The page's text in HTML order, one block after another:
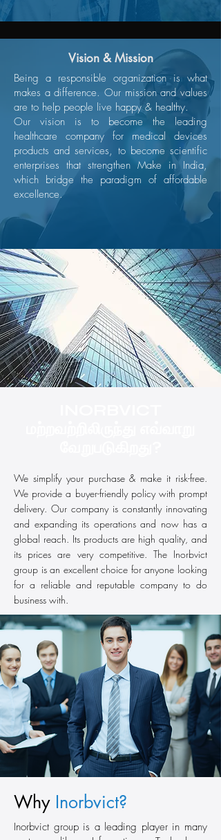
Vision & Mission
Being a responsible organization is what
makes a difference. Our mission and values
are to help people live happy & healthy.
Our vision is to become the leading
healthcare company for medical devices
products and services, to become scientific
enterprises that strengthen Make in India,
which bridge the paradigm of affordable
excellence.
We simplify your purchase & make it risk-free.
We provide a buyer-friendly policy with prompt
delivery. Our company is constantly innovating
and expanding its operations and now has a
global reach. Its products are high quality, and
its prices are very competitive. The Inorbvict
group is an excellent choice for anyone looking
for a reliable and reputable company to do
business with.
Why Inorbvict?
Inorbvict group is a leading player in many